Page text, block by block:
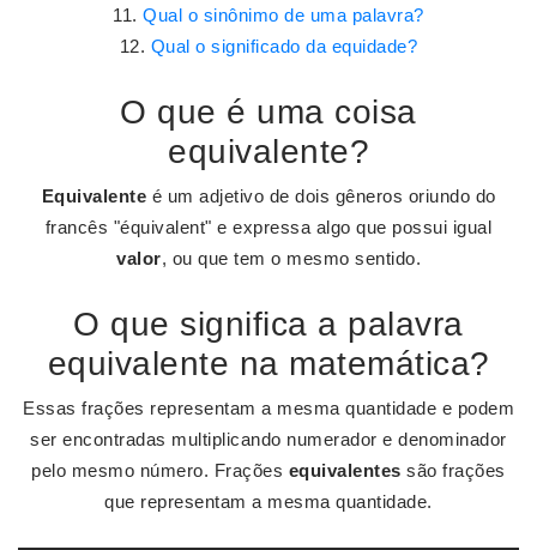
Qual o sinônimo de uma palavra?
Qual o significado da equidade?
O que é uma coisa
equivalente?
Equivalente é um adjetivo de dois gêneros oriundo do
francês "équivalent" e expressa algo que possui igual
valor, ou que tem o mesmo sentido.
O que significa a palavra
equivalente na matemática?
Essas frações representam a mesma quantidade e podem
ser encontradas multiplicando numerador e denominador
pelo mesmo número. Frações equivalentes são frações
que representam a mesma quantidade.